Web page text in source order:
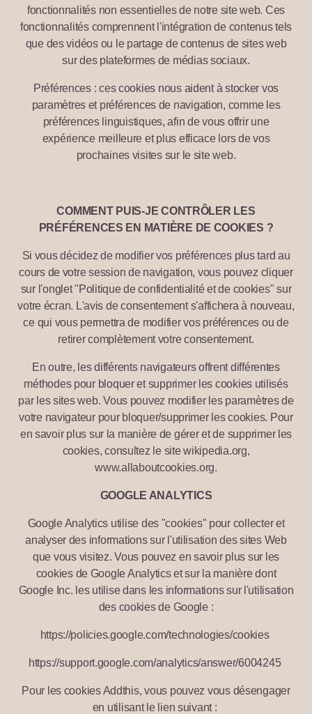
fonctionnalités non essentielles de notre site web. Ces
fonctionnalités comprennent l'intégration de contenus tels
que des vidéos ou le partage de contenus de sites web
sur des plateformes de médias sociaux.
Préférences : ces cookies nous aident à stocker vos
paramètres et préférences de navigation, comme les
préférences linguistiques, afin de vous offrir une
expérience meilleure et plus efficace lors de vos
prochaines visites sur le site web.
COMMENT PUIS-JE CONTRÔLER LES
PRÉFÉRENCES EN MATIÈRE DE COOKIES ?
Si vous décidez de modifier vos préférences plus tard au
cours de votre session de navigation, vous pouvez cliquer
sur l'onglet "Politique de confidentialité et de cookies" sur
votre écran. L'avis de consentement s'affichera à nouveau,
ce qui vous permettra de modifier vos préférences ou de
retirer complètement votre consentement.
En outre, les différents navigateurs offrent différentes
méthodes pour bloquer et supprimer les cookies utilisés
par les sites web. Vous pouvez modifier les paramètres de
votre navigateur pour bloquer/supprimer les cookies. Pour
en savoir plus sur la manière de gérer et de supprimer les
cookies, consultez le site wikipedia.org,
www.allaboutcookies.org.
GOOGLE ANALYTICS
Google Analytics utilise des "cookies" pour collecter et
analyser des informations sur l'utilisation des sites Web
que vous visitez. Vous pouvez en savoir plus sur les
cookies de Google Analytics et sur la manière dont
Google Inc. les utilise dans les informations sur l'utilisation
des cookies de Google :
https://policies.google.com/technologies/cookies
https://support.google.com/analytics/answer/6004245
Pour les cookies Addthis, vous pouvez vous désengager
en utilisant le lien suivant :